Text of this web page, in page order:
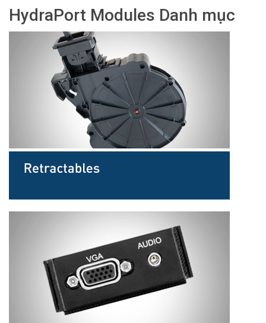
HydraPort Modules Danh mục